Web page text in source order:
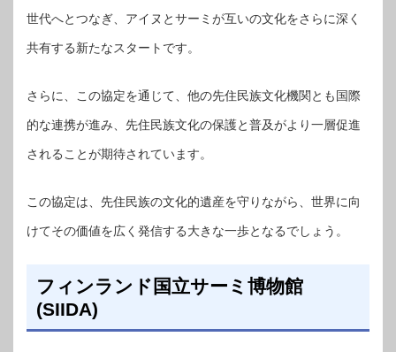
世代へとつなぎ、アイヌとサーミが互いの文化をさらに深く
共有する新たなスタートです。
さらに、この協定を通じて、他の先住民族文化機関とも国際
的な連携が進み、先住民族文化の保護と普及がより一層促進
されることが期待されています。
この協定は、先住民族の文化的遺産を守りながら、世界に向
けてその価値を広く発信する大きな一歩となるでしょう。
フィンランド国立サーミ博物館
(SIIDA)